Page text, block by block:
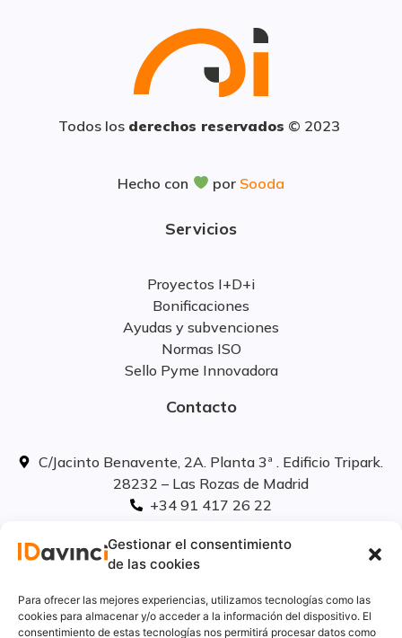
Gestionar el consentimiento
de las cookies
Para ofrecer las mejores experiencias, utilizamos tecnologías como las
cookies para almacenar y/o acceder a la información del dispositivo. El
consentimiento de estas tecnologías nos permitirá procesar datos como
Todos los derechos reservados © 2023
Hecho con por Sooda
Servicios
Proyectos I+D+i
Bonificaciones
Ayudas y subvenciones
Normas ISO
Sello Pyme Innovadora
Contacto
C/Jacinto Benavente, 2A. Planta 3ª . Edificio Tripark.
28232 – Las Rozas de Madrid
+34 91 417 26 22
linkedIn